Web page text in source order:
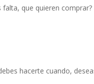
falta, que quieren comprar?
hacerte cuando,